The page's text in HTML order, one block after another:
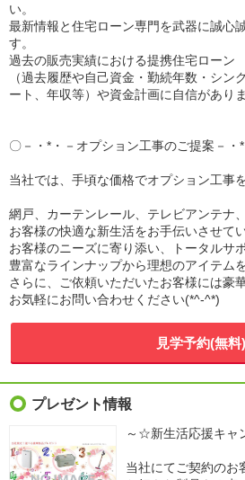
い。
最新情報と住宅ローン専門を武器に誠心
す。
過去の販売実績における提携住宅ローン
（過去履歴や自己資金・勤続年数・シン
ート、年収等）や資金計画に自信がありま
〇－・*・－オプション工事のご提案－・
当社では、手頃な価格でオプション工事
網戸、カーテンレール、テレビアンテナ
お客様の快適な新生活をお手伝いさせて
お客様のニーズに寄り添い、トータルサ
豊富なラインナップから理想のアイテム
さらに、ご依頼いただいたお客様には豪
お気軽にお問い合わせください(*^-^*)
見学予約(無料)
プレゼント情報
～☆新生活応援キャ
当社にてご契約のお